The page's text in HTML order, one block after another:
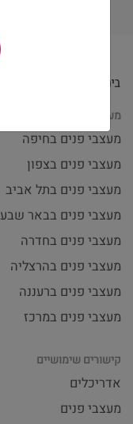
מעצבי פנים לפי עיר
מעצבי פנים בחיפה
מעצבי פנים בצפון
מעצבי פנים בתל אביב
מעצבי פנים בבאר שבע
מעצבי פנים בחדרה
מעצבי פנים בהרצליה
מעצבי פנים ברעננה
מעצבי פנים במרכז
קישורים שימושיים
אדריכלים
מעצבי פנים